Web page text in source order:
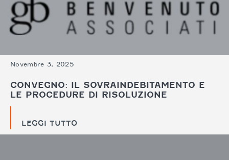
Novembre 3, 2025
CONVEGNO: IL SOVRAINDEBITAMENTO E
LE PROCEDURE DI RISOLUZIONE
LEGGI TUTTO